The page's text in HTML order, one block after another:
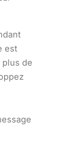
est
plus de